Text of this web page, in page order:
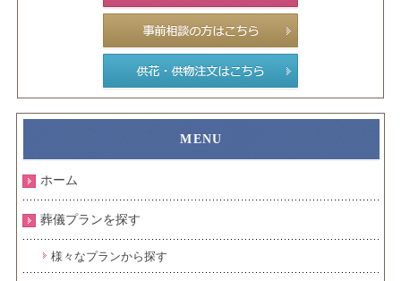
ホーム
葬儀プランを探す
様々なプランから探す